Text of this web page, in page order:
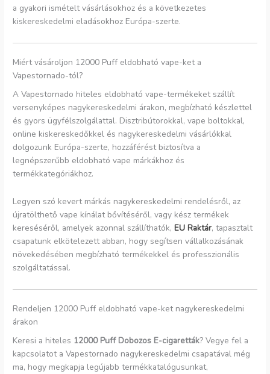
a gyakori ismételt vásárlásokhoz és a következetes
kiskereskedelmi eladásokhoz Európa-szerte.
Miért vásároljon 12000 Puff eldobható vape-ket a
Vapestornado-tól?
A Vapestornado hiteles eldobható vape-termékeket szállít
versenyképes nagykereskedelmi árakon, megbízható készlettel
és gyors ügyfélszolgálattal. Disztribútorokkal, vape boltokkal,
online kiskereskedőkkel és nagykereskedelmi vásárlókkal
dolgozunk Európa-szerte, hozzáférést biztosítva a
legnépszerűbb eldobható vape márkákhoz és
termékkategóriákhoz.
Legyen szó kevert márkás nagykereskedelmi rendelésről, az
újratölthető vape kínálat bővítéséről, vagy kész termékek
kereséséről, amelyek azonnal szállíthatók,EU Raktár, tapasztalt
csapatunk elkötelezett abban, hogy segítsen vállalkozásának
növekedésében megbízható termékekkel és professzionális
szolgáltatással.
Rendeljen 12000 Puff eldobható vape-ket nagykereskedelmi
árakon
Keresi a hiteles 12000 Puff Dobozos E-cigaretták? Vegye fel a
kapcsolatot a Vapestornado nagykereskedelmi csapatával még
ma, hogy megkapja legújabb termékkatalógusunkat,